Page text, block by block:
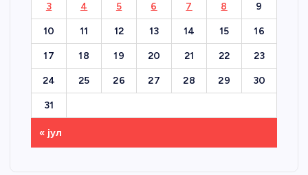
3 4 5 6 7 8 9
10 11 12 13 14 15 16
17 18 19 20 21 22 23
24 25 26 27 28 29 30
31
« јул